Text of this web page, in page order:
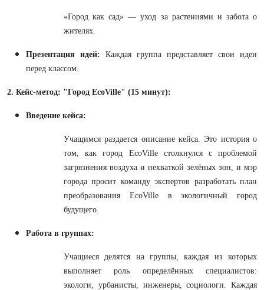
«Город как сад» — уход за растениями и забота о
жителях.
Презентация идей: Каждая группа представляет свои идеи
перед классом.
2. Кейс-метод: "Город EcoVille" (15 минут):
Введение кейса:
Учащимся раздается описание кейса. Это история о
том, как город EcoVille столкнулся с проблемой
загрязнения воздуха и нехваткой зелёных зон, и мэр
города просит команду экспертов разработать план
преобразования EcoVille в экологичный город
будущего.
Работа в группах:
Учащиеся делятся на группы, каждая из которых
выполняет роль определённых специалистов:
экологи, урбанисты, инженеры, социологи. Каждая